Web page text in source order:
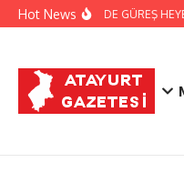
İçeriğe atla
Hot NewsFESTİVALDE GÜREŞ